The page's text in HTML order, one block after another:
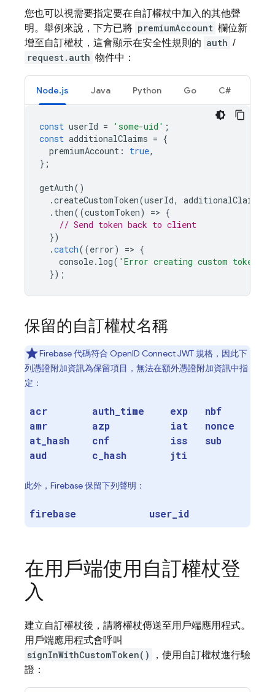
您也可以視需要指定要在自訂權杖中加入的其他聲
明。舉例來說，下方已將 premiumAccount 欄位新
增至自訂權杖，這會顯示在安全性規則的 auth /
request.auth 物件中：
Node.js Java Python Go C#
const userId = 'some-uid' ;
const additionalClaims = {
premiumAccount : true,
};
getAuth()
.createCustomToken(userId, additionalClaims
. then((customToken) => {
// Send token back to client
})
.catch((error) => {
console. log( 'Error creating custom token:'
});
保留的自訂權杖名稱
Firebase 代碼符合 OpenID Connect JWT 規格，因此下
列憑證附加資訊為保留項目，無法在額外憑證附加資訊中指
定：
acr
amr
at hash
aud
auth time
azp
cnf
c hash
exp
iat
iss
jti
nbf
nonce
sub
此外，Firebase 保留下列聲明：
firebase user id
在用戶端使用自訂權杖登
入
建立自訂權杖後，請將權杖傳送至用戶端應用程式。
用戶端應用程式會呼叫
signInWithCustomToken()
，使用自訂權杖進行驗
證：